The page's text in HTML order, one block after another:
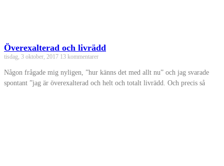
Överexalterad och livrädd
tisdag, 3 oktober, 2017 13 kommentarer
Någon frågade mig nyligen, ”hur känns det med allt nu” och jag svarade
spontant ”jag är överexalterad och helt och totalt livrädd. Och precis så